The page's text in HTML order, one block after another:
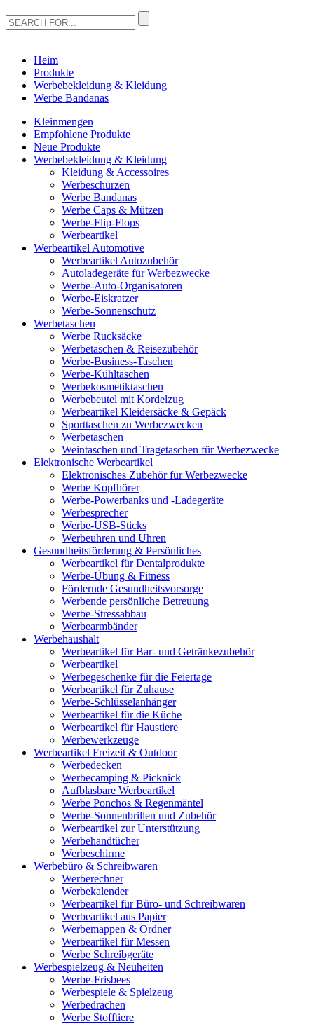
Heim
Produkte
Werbebekleidung & Kleidung
Werbe Bandanas
Kleinmengen
Empfohlene Produkte
Neue Produkte
Werbebekleidung & Kleidung
Kleidung & Accessoires
Werbeschürzen
Werbe Bandanas
Werbe Caps & Mützen
Werbe-Flip-Flops
Werbeartikel
Werbeartikel Automotive
Werbeartikel Autozubehör
Autoladegeräte für Werbezwecke
Werbe-Auto-Organisatoren
Werbe-Eiskratzer
Werbe-Sonnenschutz
Werbetaschen
Werbe Rucksäcke
Werbetaschen & Reisezubehör
Werbe-Business-Taschen
Werbe-Kühltaschen
Werbekosmetiktaschen
Werbebeutel mit Kordelzug
Werbeartikel Kleidersäcke & Gepäck
Sporttaschen zu Werbezwecken
Werbetaschen
Weintaschen und Tragetaschen für Werbezwecke
Elektronische Werbeartikel
Elektronisches Zubehör für Werbezwecke
Werbe Kopfhörer
Werbe-Powerbanks und -Ladegeräte
Werbesprecher
Werbe-USB-Sticks
Werbeuhren und Uhren
Gesundheitsförderung & Persönliches
Werbeartikel für Dentalprodukte
Werbe-Übung & Fitness
Fördernde Gesundheitsvorsorge
Werbende persönliche Betreuung
Werbe-Stressabbau
Werbearmbänder
Werbehaushalt
Werbeartikel für Bar- und Getränkezubehör
Werbeartikel
Werbegeschenke für die Feiertage
Werbeartikel für Zuhause
Werbe-Schlüsselanhänger
Werbeartikel für die Küche
Werbeartikel für Haustiere
Werbewerkzeuge
Werbeartikel Freizeit & Outdoor
Werbedecken
Werbecamping & Picknick
Aufblasbare Werbeartikel
Werbe Ponchos & Regenmäntel
Werbe-Sonnenbrillen und Zubehör
Werbeartikel zur Unterstützung
Werbehandtücher
Werbeschirme
Werbebüro & Schreibwaren
Werberechner
Werbekalender
Werbeartikel für Büro- und Schreibwaren
Werbeartikel aus Papier
Werbemappen & Ordner
Werbeartikel für Messen
Werbe Schreibgeräte
Werbespielzeug & Neuheiten
Werbe-Frisbees
Werbespiele & Spielzeug
Werbedrachen
Werbe Stofftiere